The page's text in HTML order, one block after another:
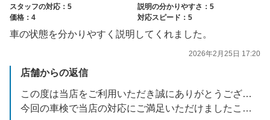
スタッフの対応：5
説明の分かりやすさ：5
価格：4
対応スピード：5
車の状態を分かりやすく説明してくれました。
2026年2月25日 17:20
店舗からの返信
この度は当店をご利用いただき誠にありがとうございます。
今回の車検で当店の対応にご満足いただけましたこと、大変嬉しく思っております。